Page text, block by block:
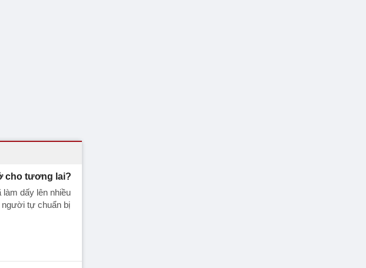
cho tương lai?
dấy lên nhiều
người tự chuẩn bị